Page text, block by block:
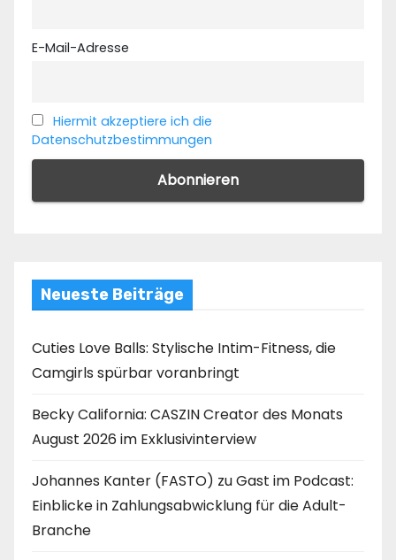
E-Mail-Adresse
Hiermit akzeptiere ich die
Datenschutzbestimmungen
Neueste Beiträge
Cuties Love Balls: Stylische Intim-Fitness, die
Camgirls spürbar voranbringt
Becky California: CASZIN Creator des Monats
August 2026 im Exklusivinterview
Johannes Kanter (FASTO) zu Gast im Podcast:
Einblicke in Zahlungsabwicklung für die Adult-
Branche